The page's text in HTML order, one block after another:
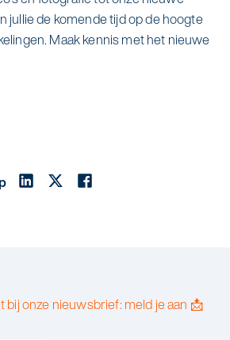
jullie de komende tijd op de hoogte
Maak kennis met het nieuwe
bij onze nieuwsbrief: meld je aan 📩